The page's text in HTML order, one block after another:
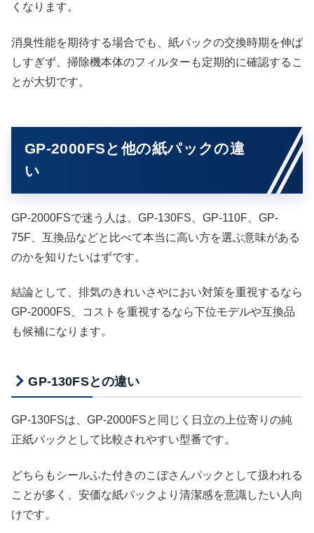
くなります。
消臭性能を期待する場合でも、紙パックの交換時期を伸ば
しすぎず、掃除機本体のフィルターも定期的に確認するこ
とが大切です。
GP-2000FSと他の紙パックの違
い
GP-2000FSで迷う人は、GP-130FS、GP-110F、GP-
75F、互換品などと比べて本当に高い方を選ぶ意味がある
のかを知りたいはずです。
結論として、排気のきれいさやにおい対策を重視するなら
GP-2000FS、コストを重視するなら下位モデルや互換品
も候補になります。
GP-130FSとの違い
GP-130FSは、GP-2000FSと同じく日立の上位寄りの純
正紙パックとして比較されやすい型番です。
どちらもシールふた付きのこぼさんパックとして扱われる
ことが多く、安価な紙パックより清潔感を意識したい人向
けです。